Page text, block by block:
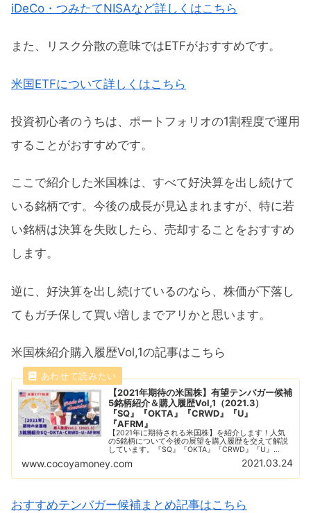
iDeCo・つみたてNISAなど詳しくはこちら
また、リスク分散の意味ではETFがおすすめです。
米国ETFについて詳しくはこちら
投資初心者のうちは、ポートフォリオの1割程度で運用
することがおすすめです。
ここで紹介した米国株は、すべて好決算を出し続けて
いる銘柄です。今後の成長が見込まれますが、特に若
い銘柄は決算を失敗したら、売却することをおすすめ
します。
逆に、好決算を出し続けているのなら、株価が下落し
てもガチ保して買い増しまでアリかと思います。
米国株紹介購入履歴Vol,1の記事はこちら
【2021年期待の米国株】有望テンバガー候補
5銘柄紹介＆購入履歴Vol,1（2021.3）
『SQ』『OKTA』『CRWD』『U』
『AFRM』
【2021年に期待される米国株】を紹介します！人気
の5銘柄について今後の展望を購入履歴を交えて解説
しています。『SQ』『OKTA』『CRWD』『U』
『AFRM』あなたが気になっている銘柄はどれ？この
中にテンバガー候補が隠されているかも？！
www.cocoyamoney.com 2021.03.24
おすすめテンバガー候補まとめ記事はこちら